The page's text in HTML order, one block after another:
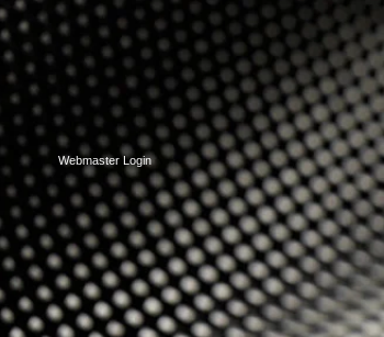
Webmaster Login